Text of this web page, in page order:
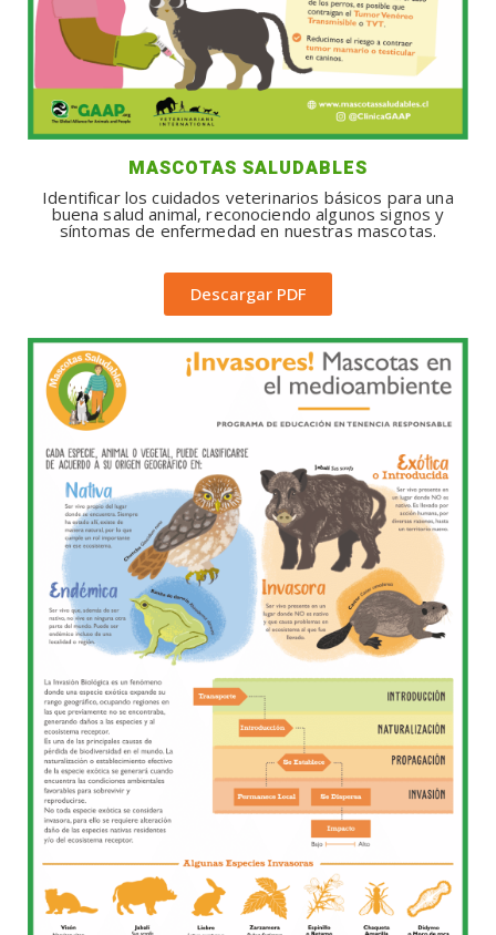
MASCOTAS SALUDABLES
Identificar los cuidados veterinarios básicos para una
buena salud animal, reconociendo algunos signos y
síntomas de enfermedad en nuestras mascotas.
Descargar PDF